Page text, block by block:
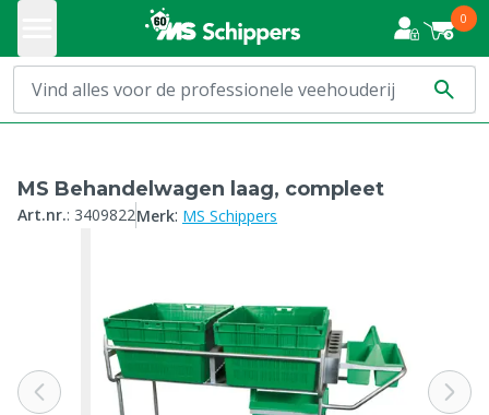
0
MS Behandelwagen laag, compleet
Art.nr.: 3409822Merk: MS Schippers